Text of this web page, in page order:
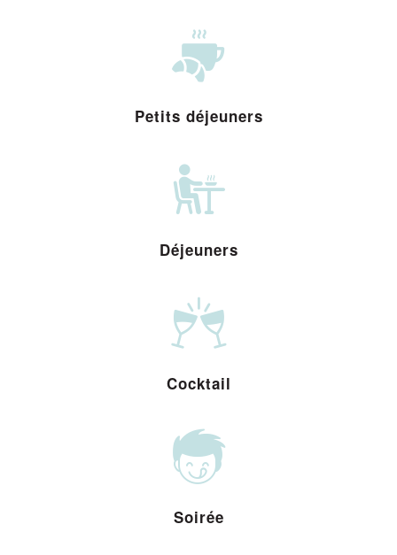
Petits déjeuners
Déjeuners
Cocktail
Soirée